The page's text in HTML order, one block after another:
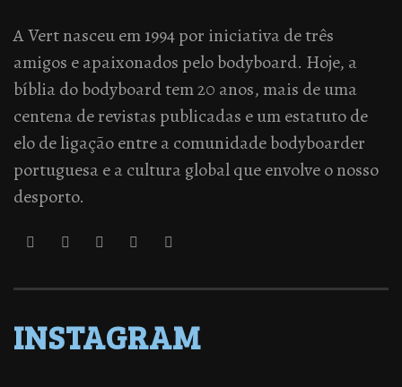
A Vert nasceu em 1994 por iniciativa de três
amigos e apaixonados pelo bodyboard. Hoje, a
bíblia do bodyboard tem 20 anos, mais de uma
centena de revistas publicadas e um estatuto de
elo de ligação entre a comunidade bodyboarder
portuguesa e a cultura global que envolve o nosso
desporto.
INSTAGRAM